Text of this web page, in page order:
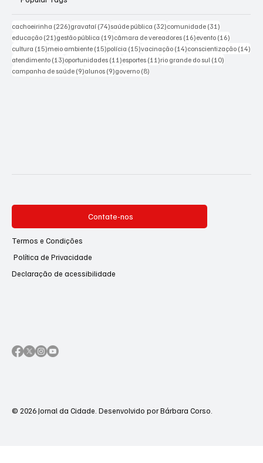
cachoeirinha (226)226 posts
gravataí (74)74 posts
saúde pública (32)32 posts
comunidade (31)
educação (21)21 posts
gestão pública (19)19 posts
câmara de vereadores (16)16 posts
evento (16)
cultura (15)15 posts
meio ambiente (15)15 posts
polícia (15)15 posts
vacinação (14)14 posts
conscientização (14)
atendimento (13)13 posts
oportunidades (11)11 posts
esportes (11)11 posts
rio grande do sul (10)
campanha de saúde (9)9 posts
alunos (9)9 posts
governo (8)
Contate-nos
Termos e Condições
Política de Privacidade
Declaração de acessibilidade
© 2026 Jornal da Cidade. Desenvolvido por Bárbara Corso.